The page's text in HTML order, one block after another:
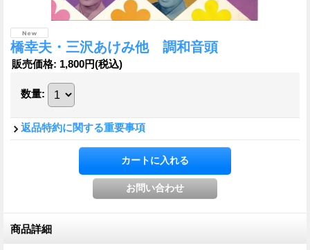
橋幸夫・三沢あけみ他 調和音頭
販売価格: 1,800円(税込)
数量:
返品特約に関する重要事項
商品詳細